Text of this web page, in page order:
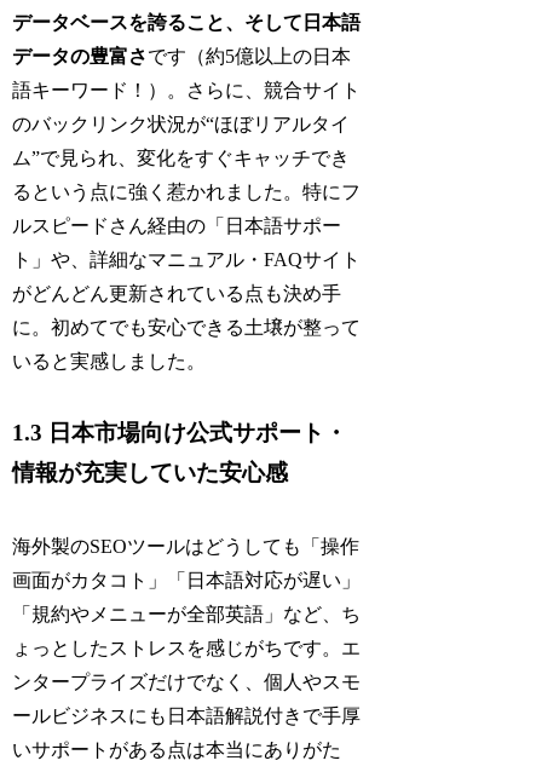
データベースを誇ること、そして日本語
データの豊富さです（約5億以上の日本
語キーワード！）。さらに、競合サイト
のバックリンク状況が“ほぼリアルタイ
ム”で見られ、変化をすぐキャッチでき
るという点に強く惹かれました。特にフ
ルスピードさん経由の「日本語サポー
ト」や、詳細なマニュアル・FAQサイト
がどんどん更新されている点も決め手
に。初めてでも安心できる土壌が整って
いると実感しました。
1.3 日本市場向け公式サポート・
情報が充実していた安心感
海外製のSEOツールはどうしても「操作
画面がカタコト」「日本語対応が遅い」
「規約やメニューが全部英語」など、ち
ょっとしたストレスを感じがちです。エ
ンタープライズだけでなく、個人やスモ
ールビジネスにも日本語解説付きで手厚
いサポートがある点は本当にありがた